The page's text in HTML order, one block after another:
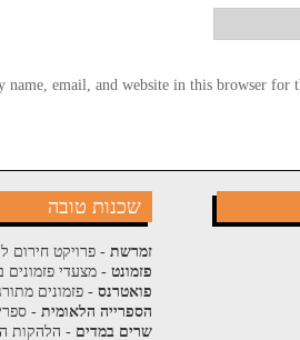
name, email, and website in this browser for
שכנות טובה
זמרשת- פרויקט חירום
פזמונט- מצעדי פזמונים
פואטרנס- פזמונים
הספרייה הלאומית-
שרים במדים - הלהקות